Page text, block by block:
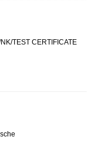
TEST CERTIFICATE